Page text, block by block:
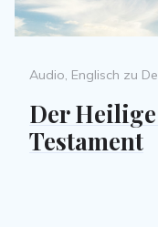
Categories
Audio, Englisch zu
Der
Testament